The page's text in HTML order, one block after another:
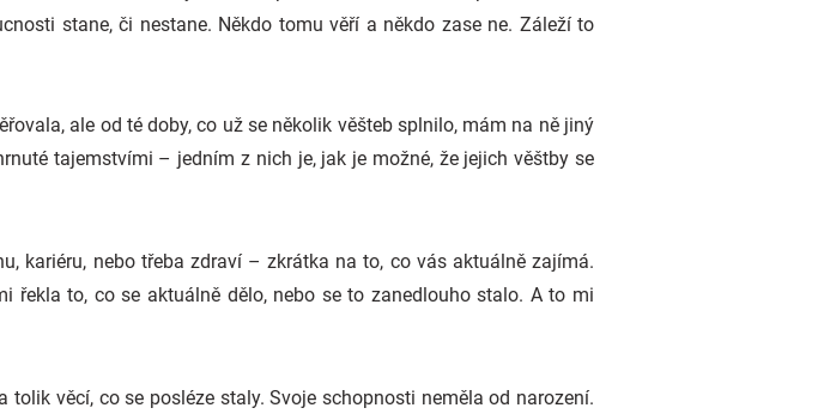
stane, či nestane. Někdo tomu věří a někdo zase ne. Záleží to
ale od té doby, co už se několik věšteb splnilo, mám na ně jiný
tajemstvími – jedním z nich je, jak je možné, že jejich věštby se
kariéru, nebo třeba zdraví – zkrátka na to, co vás aktuálně zajímá.
řekla to, co se aktuálně dělo, nebo se to zanedlouho stalo. A to mi
věcí, co se posléze staly. Svoje schopnosti neměla od narození.